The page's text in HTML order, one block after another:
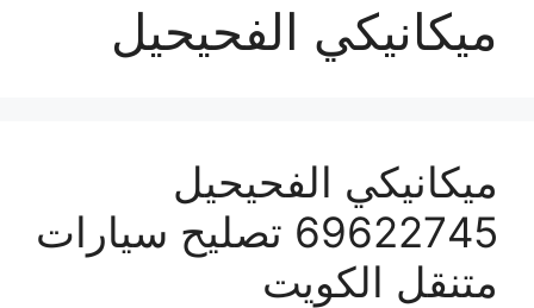
ميكانيكي الفحيحيل
ميكانيكي الفحيحيل
69622745 تصليح سيارات
متنقل الكويت